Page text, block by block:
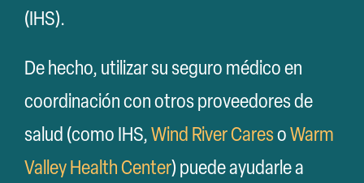
(IHS).
De hecho, utilizar su seguro médico en
coordinación con otros proveedores de
salud (como IHS,Wind River CaresoWarm
Valley Health Center) puede ayudarle a